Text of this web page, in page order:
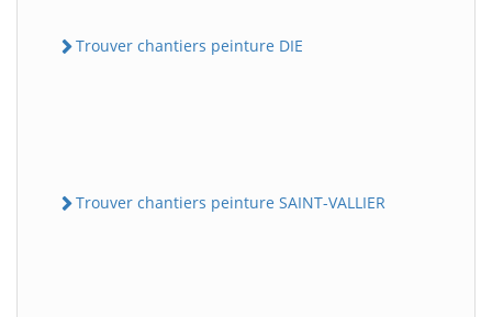
Trouver chantiers peinture DIE
Trouver chantiers peinture SAINT-VALLIER